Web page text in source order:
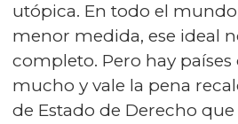
utópica. En todo el
menor medida, ese ideal
completo. Pero hay países
mucho y vale la pena
de Estado de Derecho